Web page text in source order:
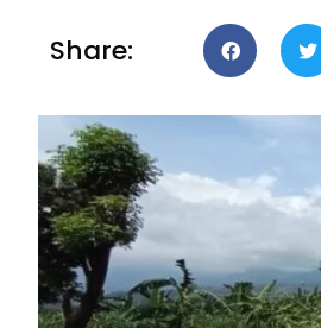
Share: